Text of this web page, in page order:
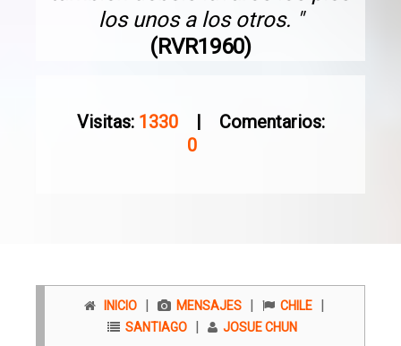
los unos a los otros. "
(RVR1960)
Visitas:1330
| Comentarios:
0
INICIO | MENSAJES | CHILE |
SANTIAGO | JOSUE CHUN